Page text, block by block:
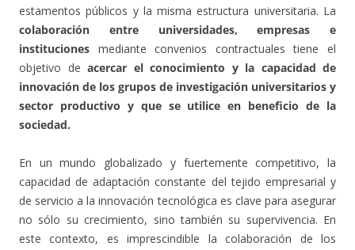
estamentos públicos y la misma estructura universitaria. La
colaboración entre universidades, empresas e
instituciones mediante convenios contractuales tiene el
objetivo de acercar el conocimiento y la capacidad de
innovación de los grupos de investigación universitarios y
sector productivo y que se utilice en beneficio de la
sociedad.
En un mundo globalizado y fuertemente competitivo, la
capacidad de adaptación constante del tejido empresarial y
de servicio a la innovación tecnológica es clave para asegurar
no sólo su crecimiento, sino también su supervivencia. En
este contexto, es imprescindible la colaboración de los